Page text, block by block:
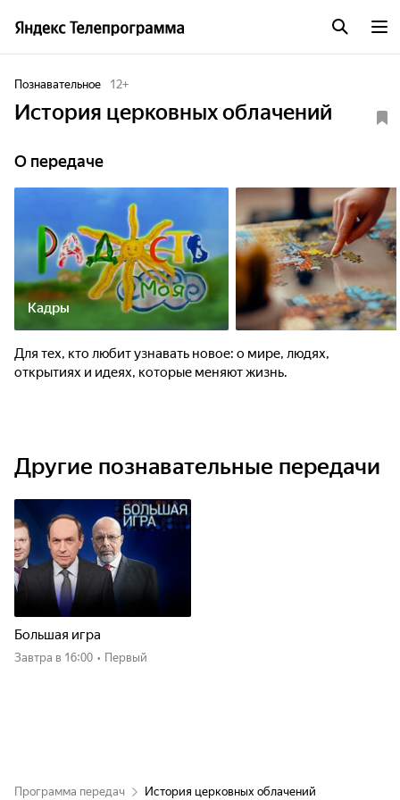
Познавательное 12+
История церковных облачений
О передаче
Кадры
Для тех, кто любит узнавать новое: о мире, людях,
открытиях и идеях, которые меняют жизнь.
Другие познавательные передачи
Большая игра
Завтра в 16:00 • Первый
Программа передач История церковных облачений